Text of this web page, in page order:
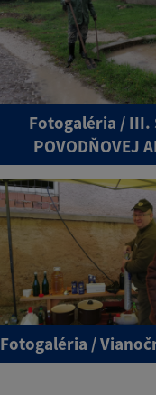
Fotogaléria / III.
POVODŇOVEJ
Fotogaléria /